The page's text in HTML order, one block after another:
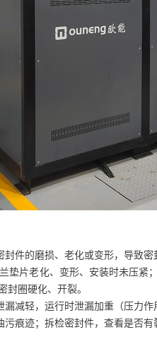
件的磨损、老化或变形，导致密
垫片老化、变形、安装时未压紧
封圈硬化、开裂。
减轻，运行时泄漏加重（压力作
痕迹；拆检密封件，查看是否有